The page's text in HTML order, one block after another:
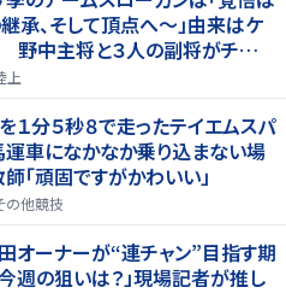
承、そして頂点へ～」由来はケ
中主将と３人の副将がチーム
特集第１弾、国学院大
上
を１分５秒８で走ったテイエムスパ
車になかなか乗り込まない場
頑固ですがかわいい」
の他競技
田オーナーが“連チャン”目指す期
の狙いは？」現場記者が推し